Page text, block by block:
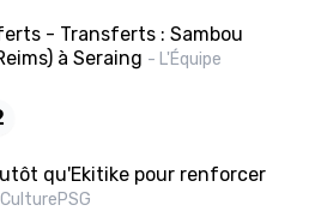
- Transferts : Sambou
à Seraing - L'Équipe
qu'Ekitike pour renforcer